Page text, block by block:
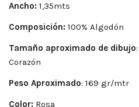
Ancho: 1,35mts
Composición: 100% Algodón
Tamaño aproximado de dibujo
Corazón
Peso Aproximado: 169 gr/mtr
Color: Rosa